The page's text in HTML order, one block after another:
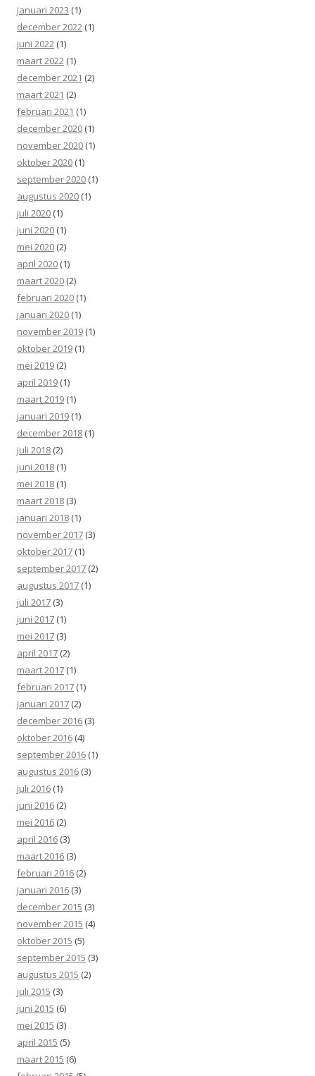
januari 2023 (1)
december 2022 (1)
juni 2022 (1)
maart 2022 (1)
december 2021 (2)
maart 2021 (2)
februari 2021 (1)
december 2020 (1)
november 2020 (1)
oktober 2020 (1)
september 2020 (1)
augustus 2020 (1)
juli 2020 (1)
juni 2020 (1)
mei 2020 (2)
april 2020 (1)
maart 2020 (2)
februari 2020 (1)
januari 2020 (1)
november 2019 (1)
oktober 2019 (1)
mei 2019 (2)
april 2019 (1)
maart 2019 (1)
januari 2019 (1)
december 2018 (1)
juli 2018 (2)
juni 2018 (1)
mei 2018 (1)
maart 2018 (3)
januari 2018 (1)
november 2017 (3)
oktober 2017 (1)
september 2017 (2)
augustus 2017 (1)
juli 2017 (3)
juni 2017 (1)
mei 2017 (3)
april 2017 (2)
maart 2017 (1)
februari 2017 (1)
januari 2017 (2)
december 2016 (3)
oktober 2016 (4)
september 2016 (1)
augustus 2016 (3)
juli 2016 (1)
juni 2016 (2)
mei 2016 (2)
april 2016 (3)
maart 2016 (3)
februari 2016 (2)
januari 2016 (3)
december 2015 (3)
november 2015 (4)
oktober 2015 (5)
september 2015 (3)
augustus 2015 (2)
juli 2015 (3)
juni 2015 (6)
mei 2015 (3)
april 2015 (5)
maart 2015 (6)